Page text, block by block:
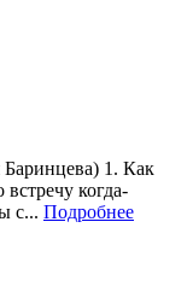
1. Как
когда-
с... Подробнее